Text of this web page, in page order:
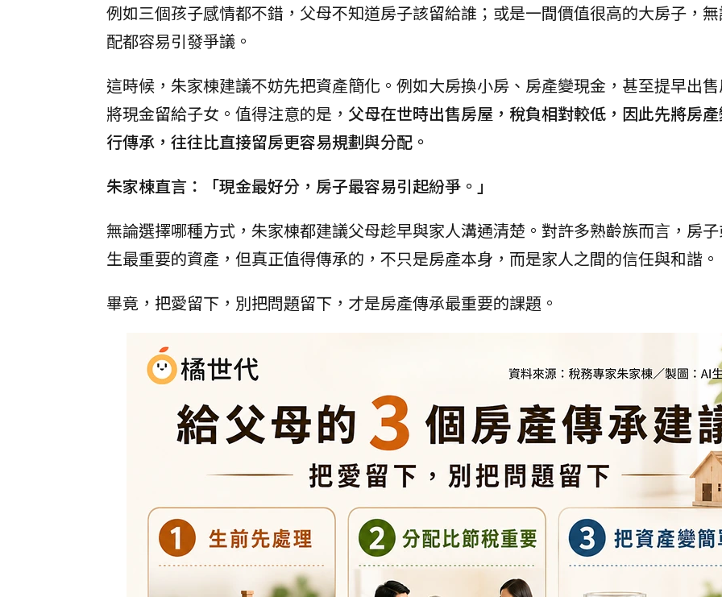
例如三個孩子感情都不錯，父母不知道房子該留給誰；或是一間價值很高的大房子，
配都容易引發爭議。
這時候，朱家棟建議不妨先把資產簡化。例如大房換小房、房產變現金，甚至提早出
將現金留給子女。值得注意的是， 父母在世時出售房屋，稅負相對較低，因此先將房
行傳承，往往比直接留房更容易規劃與分配。
朱家棟直言：「現金最好分，房子最容易引起紛爭。」
無論選擇哪種方式，朱家棟都建議父母趁早與家人溝通清楚。對許多熟齡族而言，房
生最重要的資產，但真正值得傳承的，不只是房產本身，而是家人之間的信任與和諧。
畢竟，把愛留下，別把問題留下，才是房產傳承最重要的課題。